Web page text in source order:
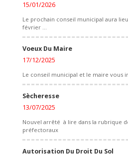
15/01/2026
Le prochain conseil municipal aura
février ...
Voeux Du Maire
17/12/2025
Le conseil municipal et le maire vous
Sècheresse
13/07/2025
Nouvel arrêté à lire dans la rubrique
préfectoraux
Autorisation Du Droit Du Sol